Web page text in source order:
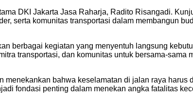
DKI Jakarta Jasa Raharja, Radito Risangadi.
serta komunitas transportasi dalam membangun
berbagai kegiatan yang menyentuh langsung
transportasi, dan komunitas untuk bersama-sama
bahwa keselamatan di jalan raya
fondasi penting dalam menekan angka fatalitas